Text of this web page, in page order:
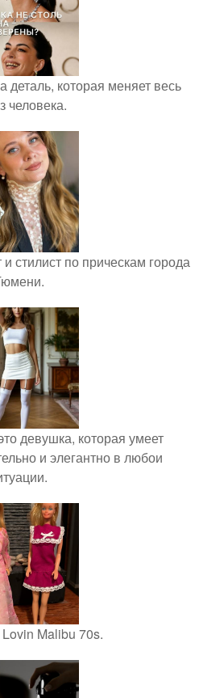
деталь, которая меняет весь
человека.
стилист по прическам города
девушка, которая умеет
и элегантно в любои
Malibu 70s.